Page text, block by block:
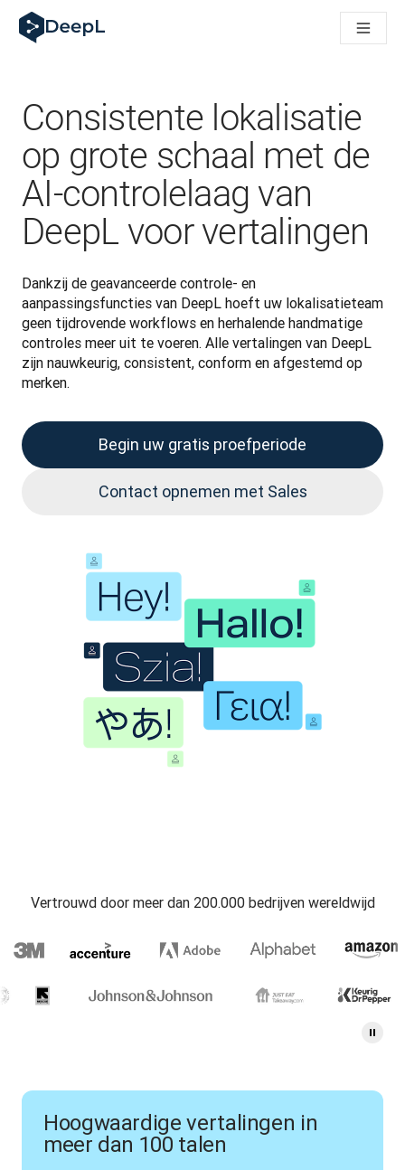
DeepL voor AI-agenten
DeepL Translation Flow: Nieuwe, door AI aangestuurde
Vertrouwen in Language AI voor bedrijfstaal ontrafeld. In
Hoe wij de kwaliteitsbeoordeling voor DeepL ontwikkelen
Van hoogwaardige tekstvertalingen tot een realtime
Building an instantly accessible voice demo with DeepL
Consistente lokalisatie
op grote schaal met de
AI-controlelaag van
DeepL voor vertalingen
Dankzij de geavanceerde controle- en
aanpassingsfuncties van DeepL hoeft uw lokalisatieteam
geen tijdrovende workflows en herhalende handmatige
controles meer uit te voeren. Alle vertalingen van DeepL
zijn nauwkeurig, consistent, conform en afgestemd op
merken.
Begin uw gratis proefperiode
Contact opnemen met Sales
Vertrouwd door meer dan 200.000 bedrijven wereldwijd
Hoogwaardige vertalingen in
meer dan 100 talen